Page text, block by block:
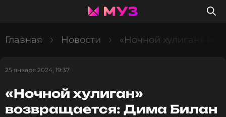
Главная Новости «Ночной хулиган»
25 января 2024, 19:37
«Ночной хулиган»
возвращается: Дима Билан